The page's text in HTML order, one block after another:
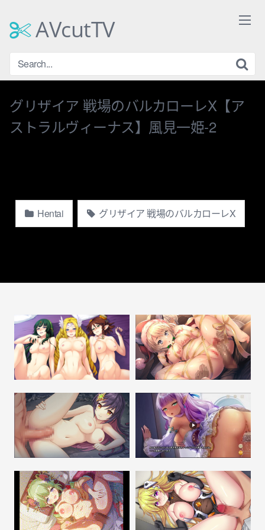
contentAVcutTV
グリザイア 戦場のバルカローレX【ア
ストラルヴィーナス】風見一姫-2
Hentai グリザイア 戦場のバルカローレX